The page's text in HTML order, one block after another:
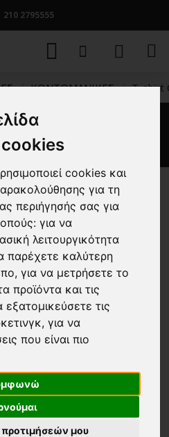
cookies
cookies και
για τη
περιήγησής σας για
για να
λειτουργικότητα
παρέχετε καλύτερη
,για να μετρήσετε το
προϊόντα και τις
τις
,για να
που είναι πιο
μου
210 2795555
ΚΟΝΤΟΜΑΝΙΚΕΣ T-shirt
Klein μαύρο